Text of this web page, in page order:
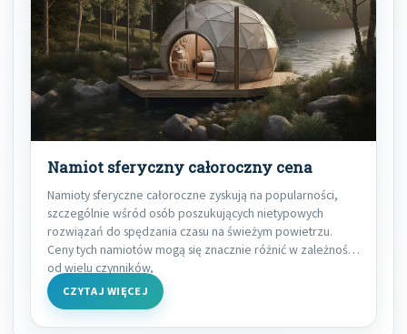
Namiot sferyczny całoroczny cena
Namioty sferyczne całoroczne zyskują na popularności,
szczególnie wśród osób poszukujących nietypowych
rozwiązań do spędzania czasu na świeżym powietrzu.
Ceny tych namiotów mogą się znacznie różnić w zależności
od wielu czynników,
CZYTAJ WIĘCEJ